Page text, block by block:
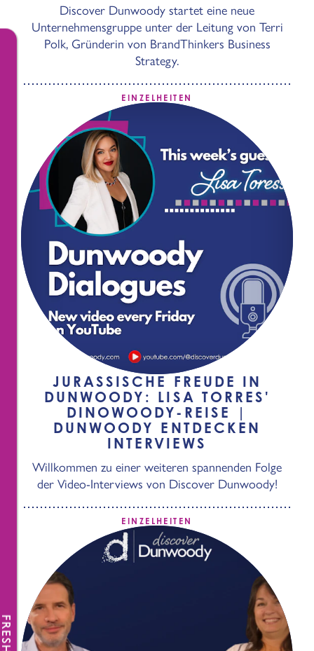
Discover Dunwoody startet eine neue
Unternehmensgruppe unter der Leitung von Terri
Polk, Gründerin von BrandThinkers Business
Strategy.
EINZELHEITEN
JURASSISCHE FREUDE IN
DUNWOODY: LISA TORRES'
DINOWOODY-REISE |
DUNWOODY ENTDECKEN
INTERVIEWS
Willkommen zu einer weiteren spannenden Folge
der Video-Interviews von Discover Dunwoody!
EINZELHEITEN